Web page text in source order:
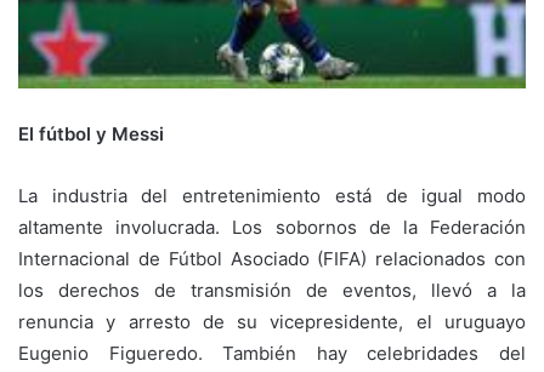
El fútbol y Messi
La industria del entretenimiento está de igual modo
altamente involucrada. Los sobornos de la Federación
Internacional de Fútbol Asociado (FIFA) relacionados con
los derechos de transmisión de eventos, llevó a la
renuncia y arresto de su vicepresidente, el uruguayo
Eugenio Figueredo. También hay celebridades del